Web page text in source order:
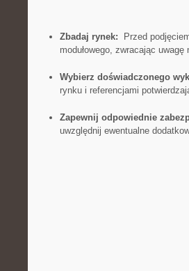
Zbadaj rynek:
Przed
modułowego, zwracając
Wybierz doświadczonego
rynku i referencjami
Zapewnij‍ odpowiednie
uwzględnij ewentualne